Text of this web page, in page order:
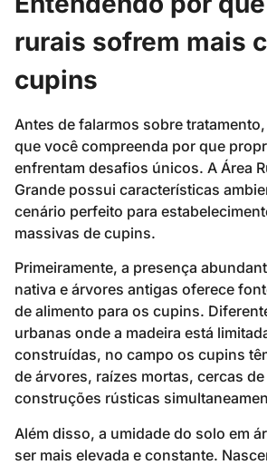
rurais sofrem mais
cupins
Antes de falarmos sobre
que você compreenda por que
enfrentam desafios únicos. A Área
Grande possui características
cenário perfeito para
massivas de cupins.
Primeiramente, a presença
nativa e árvores antigas oferece
de alimento para os cupins.
urbanas onde a madeira está
construídas, no campo os cupins
de árvores, raízes mortas, cercas de
construções rústicas
Além disso, a umidade do solo em
ser mais elevada e constante.